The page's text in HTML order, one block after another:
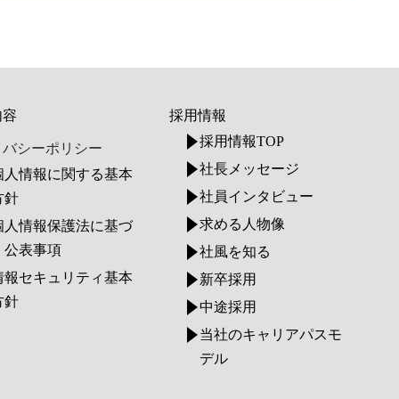
シーポリシー
人情報に関する基本
針
人情報保護法に基づ
公表事項
報セキュリティ基本
針
採用情報
採用情報TOP
社長メッセージ
社員インタビュー
求める人物像
社風を知る
新卒採用
中途採用
当社のキャリアパスモ
デル